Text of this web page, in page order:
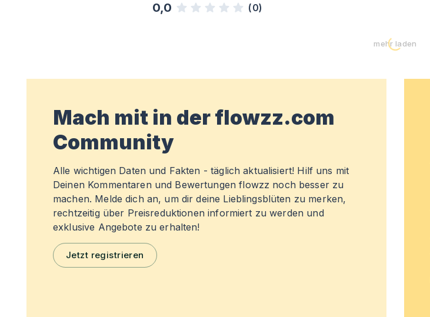
0,0 (0)
mehr laden
Mach mit in der flowzz.com
Community
Alle wichtigen Daten und Fakten - täglich aktualisiert! Hilf uns mit
Deinen Kommentaren und Bewertungen flowzz noch besser zu
machen. Melde dich an, um dir deine Lieblingsblüten zu merken,
rechtzeitig über Preisreduktionen informiert zu werden und
exklusive Angebote zu erhalten!
Jetzt registrieren